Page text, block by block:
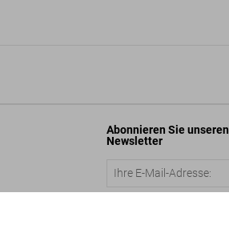
Abonnieren Sie unseren
Newsletter